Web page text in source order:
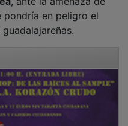
pondría en peligro el